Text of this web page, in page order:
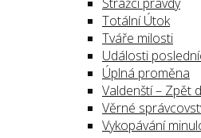
Totální Útok
Tváře milosti
Události
Úplná proměna
Valdenští – Zpět
Věrné
Vykopávání